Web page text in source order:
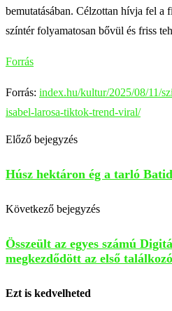
bemutatásában. Célzottan hívja fel a
színtér folyamatosan bővül és friss
Forrás
Forrás: index.hu/kultur/2025/08/11/
isabel-larosa-tiktok-trend-viral/
Előző bejegyzés
Húsz hektáron ég a tarló
Következő bejegyzés
Összeült az egyes számú
megkezdődött az első
Ezt is kedvelheted